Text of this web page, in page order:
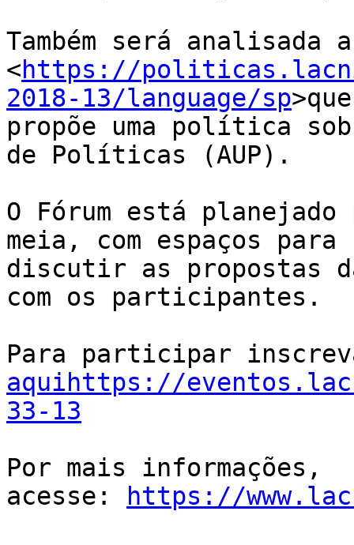
Também será analisada
<https://
2018-13/language/sp>que
propõe uma política
de Políticas (AUP).
O Fórum está
meia, com espaços para
discutir as propostas
com os participantes.
aquihttps://
33-13
Por mais informações,
acesse:
https://